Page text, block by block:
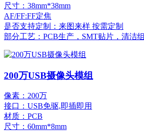
尺寸：38mm*38mm
AF/FF:FF定焦
是否支持定制：来图来样 按需定制
部分工艺：PCB生产，SMT贴片，清洁
200万USB摄像头模组
像素：200万
接口：USB免驱,即插即用
材质：PCB
尺寸：60mm*8mm